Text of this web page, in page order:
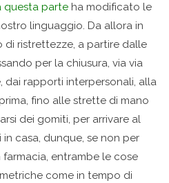
questa parte ha modificato le
linguaggio. Da allora in
di ristrettezze, a partire dalle
per la chiusura, via via
dai rapporti interpersonali, alla
fino alle strette di mano
dei gomiti, per arrivare al
casa, dunque, se non per
entrambe le cose
come in tempo di